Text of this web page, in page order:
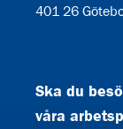
401 26
Ska du
våra